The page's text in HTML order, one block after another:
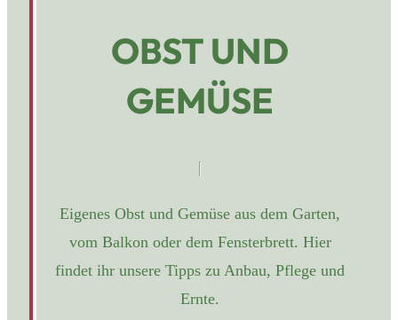
OBST UND
GEMÜSE
Eigenes Obst und Gemüse aus dem Garten,
vom Balkon oder dem Fensterbrett. Hier
findet ihr unsere Tipps zu Anbau, Pflege und
Ernte.